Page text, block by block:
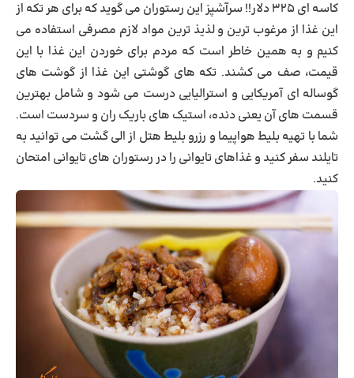
کاسه ای ۳۲۵ دلار!! سرآشپز این رستوران می گوید که برای هر تکه از
این غذا از مرغوب ترین و لذیذ ترین مواد لازم مصرفی استفاده می
کنیم و به همین خاطر است که مردم برای خوردن این غذا با این
قیمت، صف می کشند. تکه های گوشتی این غذا از گوشت های
گوساله ای آمریکایی و استرالیایی درست می شود و شامل بهترین
قسمت های آن یعنی دنده، استیک های باریک ران و سردست است.
شما با تهیه بلیط هواپیما و رزرو بلیط هتل از الی گشت می توانید به
تایلند سفر کنید و غذاهای تایوانی را در رستوران های تایوانی امتحان
کنید.